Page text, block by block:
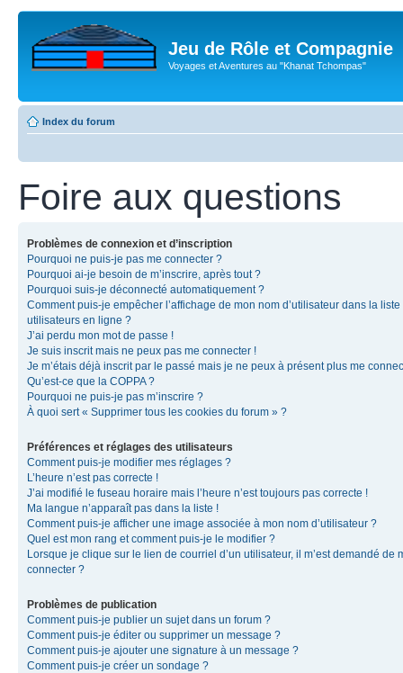
Jeu de Rôle et Compagnie
Voyages et Aventures au "Khanat Tchompas"
Index du forum
Foire aux questions
Problèmes de connexion et d’inscription
Pourquoi ne puis-je pas me connecter ?
Pourquoi ai-je besoin de m’inscrire, après tout ?
Pourquoi suis-je déconnecté automatiquement ?
Comment puis-je empêcher l’affichage de mon nom d’utilisateur dans la liste
utilisateurs en ligne ?
J’ai perdu mon mot de passe !
Je suis inscrit mais ne peux pas me connecter !
Je m’étais déjà inscrit par le passé mais je ne peux à présent plus me
Qu’est-ce que la COPPA ?
Pourquoi ne puis-je pas m’inscrire ?
À quoi sert « Supprimer tous les cookies du forum » ?
Préférences et réglages des utilisateurs
Comment puis-je modifier mes réglages ?
L’heure n’est pas correcte !
J’ai modifié le fuseau horaire mais l’heure n’est toujours pas correcte !
Ma langue n’apparaît pas dans la liste !
Comment puis-je afficher une image associée à mon nom d’utilisateur ?
Quel est mon rang et comment puis-je le modifier ?
Lorsque je clique sur le lien de courriel d’un utilisateur, il m’est demandé de
connecter ?
Problèmes de publication
Comment puis-je publier un sujet dans un forum ?
Comment puis-je éditer ou supprimer un message ?
Comment puis-je ajouter une signature à un message ?
Comment puis-je créer un sondage ?